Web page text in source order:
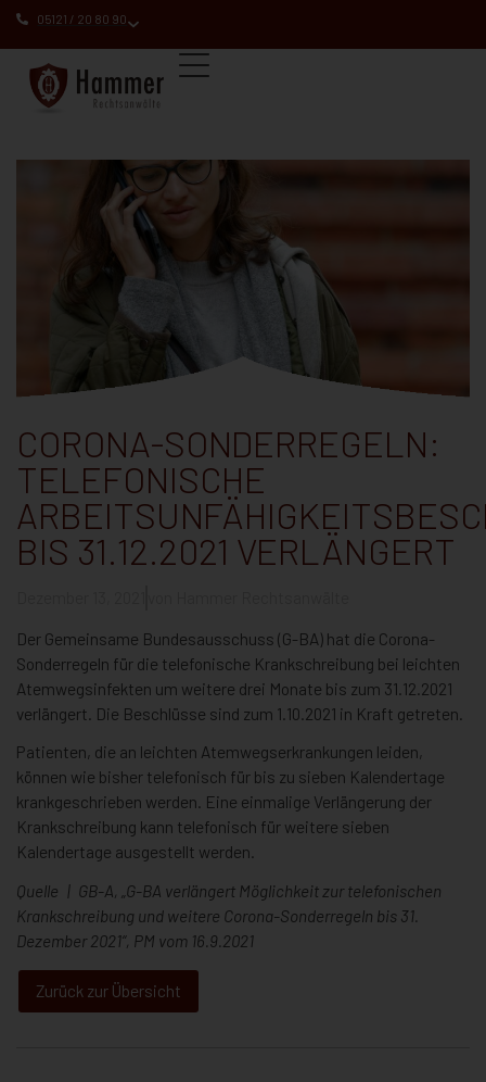
05121 / 20 80 90
Zurück zur Übersicht
CORONA-SONDERREGELN:
TELEFONISCHE
BIS 31.12.2021 VERLÄNGERT
Der Gemeinsame Bundesausschuss (G-BA) hat die Corona-
Sonderregeln für die telefonische Krankschreibung bei leichten
Atemwegsinfekten um weitere drei Monate bis zum 31.12.2021
verlängert. Die Beschlüsse sind zum 1.10.2021 in Kraft getreten.
Patienten, die an leichten Atemwegserkrankungen leiden,
können wie bisher telefonisch für bis zu sieben Kalendertage
krankgeschrieben werden. Eine einmalige Verlängerung der
Krankschreibung kann telefonisch für weitere sieben
Kalendertage ausgestellt werden.
Quelle | GB-A, „G-BA verlängert Möglichkeit zur telefonischen
Krankschreibung und weitere Corona-Sonderregeln bis 31.
Dezember 2021“, PM vom 16.9.2021